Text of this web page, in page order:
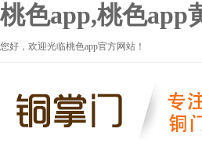
桃色app,桃色app
您好，欢迎光临桃色app官方网站！